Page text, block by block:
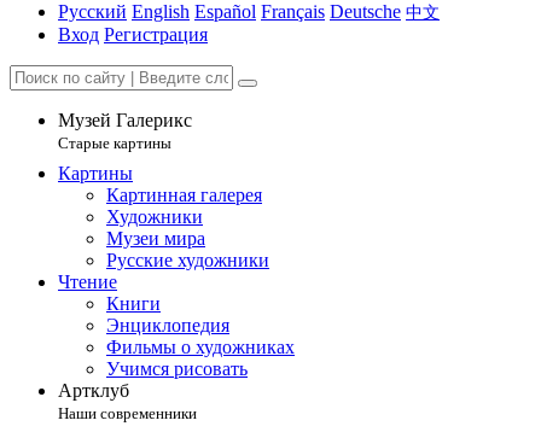
Русский English Español Français Deutsche 中文
Вход Регистрация
Музей Галерикс
Старые картины
Картины
Картинная галерея
Художники
Музеи мира
Русские художники
Чтение
Книги
Энциклопедия
Фильмы о художниках
Учимся рисовать
Артклуб
Наши современники